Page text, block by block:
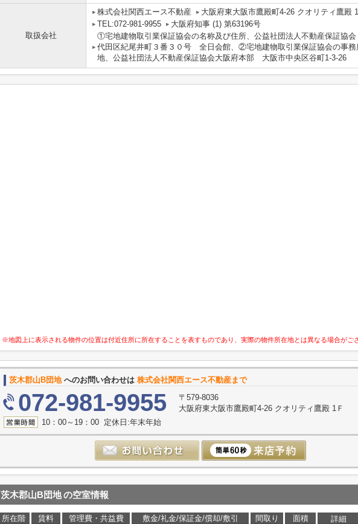
取扱会社
株式会社関西エース不動産
大阪府東大阪市鷹殿町4-26 クオリティ鷹殿
TEL:072-981-9955
大阪府知事 (1) 第63196号
①宅地建物取引業保証協会の名称及び住所、公益社団法人不動産保証協
代田区紀尾井町３番３０号 全日会館、②宅地建物取引業保証協会の事務
地、公益社団法人不動産保証協会大阪府本部 大阪市中央区谷町1-3-26
※地図上に表示される物件の位置は付近住所に所在することを表すものであり、実際の物件所在地とは異なる場合がご
茨木郡山B団地へのお問い合わせは 株式会社関西エース不動産まで
072-981-9955
〒579-8036
大阪府東大阪市鷹殿町4-26 クオリティ鷹殿 1Ｆ
10：00～19：00 定休日:年末年始
茨木郡山B団地の空室情報
所在階 賃料 管理費・共益費 敷金/礼金/保証金/償却/敷引 間取り 面積 詳細